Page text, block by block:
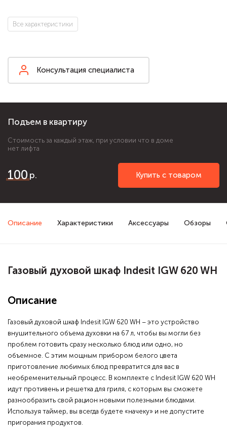
Все характеристики
Консультация специалиста
Подъем в квартиру
Стоимость за каждый этаж, при условии что в доме
нет лифта
100 Купить с товаром
Описание Характеристики Аксессуары Обзоры
Газовый духовой шкаф Indesit IGW 620 WH
Описание
Газовый духовой шкаф Indesit IGW 620 WH – это устройство
внушительного объема духовки на 67 л, чтобы вы могли без
проблем готовить сразу несколько блюд или одно, но
объемное. С этим мощным прибором белого цвета
приготовление любимых блюд превратится для вас в
необременительный процесс. В комплекте с Indesit IGW 620 WH
идут противень и решетка для гриля, с которым вы сможете
разнообразить свой рацион новыми полезными блюдами.
Используя таймер, вы всегда будете «начеку» и не допустите
пригорания продуктов.